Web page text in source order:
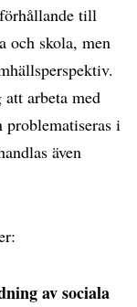
till
och skola, men
arbeta med
problematiseras i
även
av sociala